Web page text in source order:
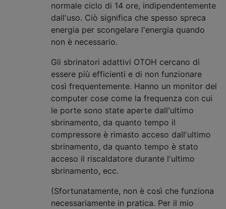
normale ciclo di 14 ore, indipendentemente
dall'uso. Ciò significa che spesso spreca
energia per scongelare l'energia quando
non è necessario.
Gli sbrinatori adattivi OTOH cercano di
essere più efficienti e di non funzionare
così frequentemente. Hanno un monitor del
computer cose come la frequenza con cui
le porte sono state aperte dall'ultimo
sbrinamento, da quanto tempo il
compressore è rimasto acceso dall'ultimo
sbrinamento, da quanto tempo è stato
acceso il riscaldatore durante l'ultimo
sbrinamento, ecc.
(Sfortunatamente, non è così che funziona
necessariamente in pratica. Per il mio